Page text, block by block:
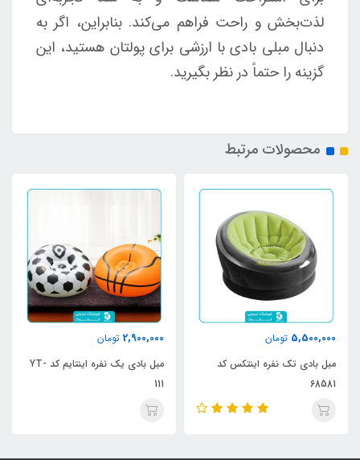
لذت‌بخش و راحت فراهم می‌کند. بنابراین، اگر به
دنبال مبلی بادی با ارزشی برای پولتان هستید، این
گزینه را حتماً در نظر بگیرید.
محصولات مرتبط
5,500,000 تومان
مبل بادی تک نفره اینتکس کد
68581
2,900,000 تومان
مبل بادی یک نفره اینتایم کد YT-
111